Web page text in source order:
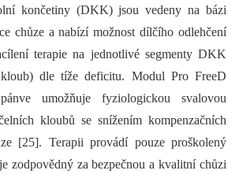
končetiny (DKK) jsou vedeny na bázi
chůze a nabízí možnost dílčího odlehčení
terapie na jednotlivé segmenty DKK
dle tíže deficitu. Modul Pro FreeD
umožňuje fyziologickou svalovou
kloubů se snížením kompenzačních
[25]. Terapii provádí pouze proškolený
zodpovědný za bezpečnou a kvalitní chůzi